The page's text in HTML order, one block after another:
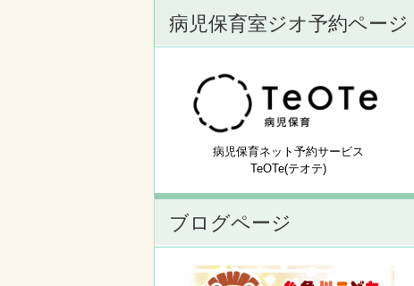
病児保育室ジオ予約ページ
病児保育ネット予約サービス
TeOTe(テオテ)
ブログページ